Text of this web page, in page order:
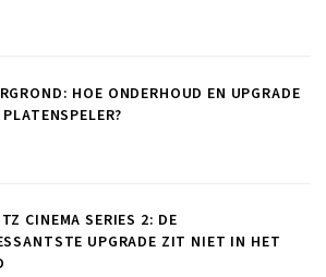
HOE ONDERHOUD EN UPGRADE
CINEMA SERIES 2: DE
UPGRADE ZIT NIET IN HET